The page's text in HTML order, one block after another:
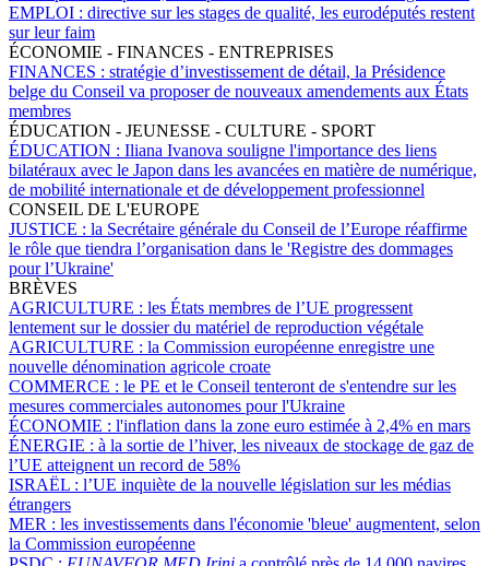
EMPLOI : directive sur les stages de qualité, les eurodéputés restent
sur leur faim
ÉCONOMIE - FINANCES - ENTREPRISES
FINANCES : stratégie d’investissement de détail, la Présidence
belge du Conseil va proposer de nouveaux amendements aux États
membres
ÉDUCATION - JEUNESSE - CULTURE - SPORT
ÉDUCATION : Iliana Ivanova souligne l'importance des liens
bilatéraux avec le Japon dans les avancées en matière de numérique,
de mobilité internationale et de développement professionnel
CONSEIL DE L'EUROPE
JUSTICE : la Secrétaire générale du Conseil de l’Europe réaffirme
le rôle que tiendra l’organisation dans le 'Registre des dommages
pour l’Ukraine'
BRÈVES
AGRICULTURE : les États membres de l’UE progressent
lentement sur le dossier du matériel de reproduction végétale
AGRICULTURE : la Commission européenne enregistre une
nouvelle dénomination agricole croate
COMMERCE : le PE et le Conseil tenteront de s'entendre sur les
mesures commerciales autonomes pour l'Ukraine
ÉCONOMIE : l'inflation dans la zone euro estimée à 2,4% en mars
ÉNERGIE : à la sortie de l’hiver, les niveaux de stockage de gaz de
l’UE atteignent un record de 58%
ISRAËL : l’UE inquiète de la nouvelle législation sur les médias
étrangers
MER : les investissements dans l'économie 'bleue' augmentent, selon
la Commission européenne